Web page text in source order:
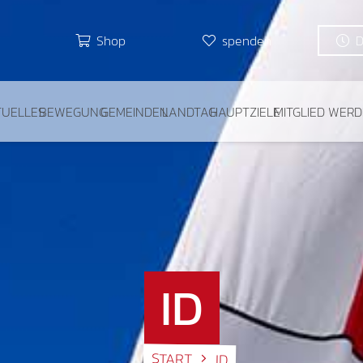
Shop spenden
BEWEGUNGGEMEINDENLANDTAGHAUPTZIELEMITGLIED
ID
START